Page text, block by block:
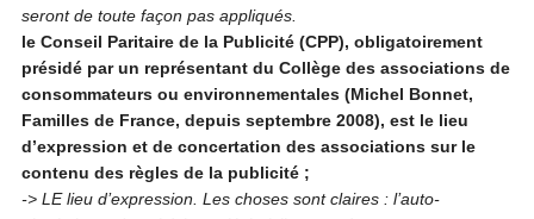
seront de toute façon pas appliqués.
le Conseil Paritaire de la Publicité (CPP), obligatoirement
présidé par un représentant du Collège des associations de
consommateurs ou environnementales (Michel Bonnet,
Familles de France, depuis septembre 2008), est le lieu
d’expression et de concertation des associations sur le
contenu des règles de la publicité ;
-> LE lieu d’expression. Les choses sont claires : l’auto-